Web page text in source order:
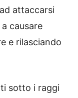
attaccarsi
causare
e rilasciando
sotto i raggi